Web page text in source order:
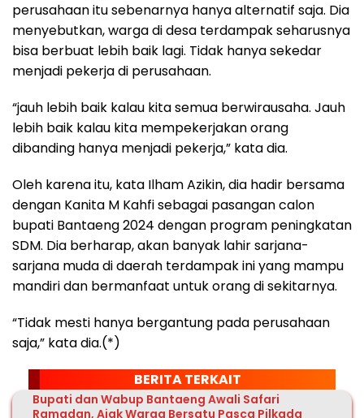
perusahaan itu sebenarnya hanya alternatif saja. Dia
menyebutkan, warga di desa terdampak seharusnya
bisa berbuat lebih baik lagi. Tidak hanya sekedar
menjadi pekerja di perusahaan.
“jauh lebih baik kalau kita semua berwirausaha. Jauh
lebih baik kalau kita mempekerjakan orang
dibanding hanya menjadi pekerja,” kata dia.
Oleh karena itu, kata Ilham Azikin, dia hadir bersama
dengan Kanita M Kahfi sebagai pasangan calon
bupati Bantaeng 2024 dengan program peningkatan
SDM. Dia berharap, akan banyak lahir sarjana-
sarjana muda di daerah terdampak ini yang mampu
mandiri dan bermanfaat untuk orang di sekitarnya.
“Tidak mesti hanya bergantung pada perusahaan
saja,” kata dia.(*)
BERITA TERKAIT
Bupati dan Wabup Bantaeng Awali Safari
Ramadan, Ajak Warga Bersatu Pasca Pilkada